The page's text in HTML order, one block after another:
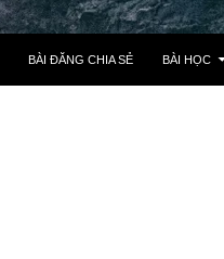
BÀI ĐĂNG CHIA SẺ BÀI HỌC